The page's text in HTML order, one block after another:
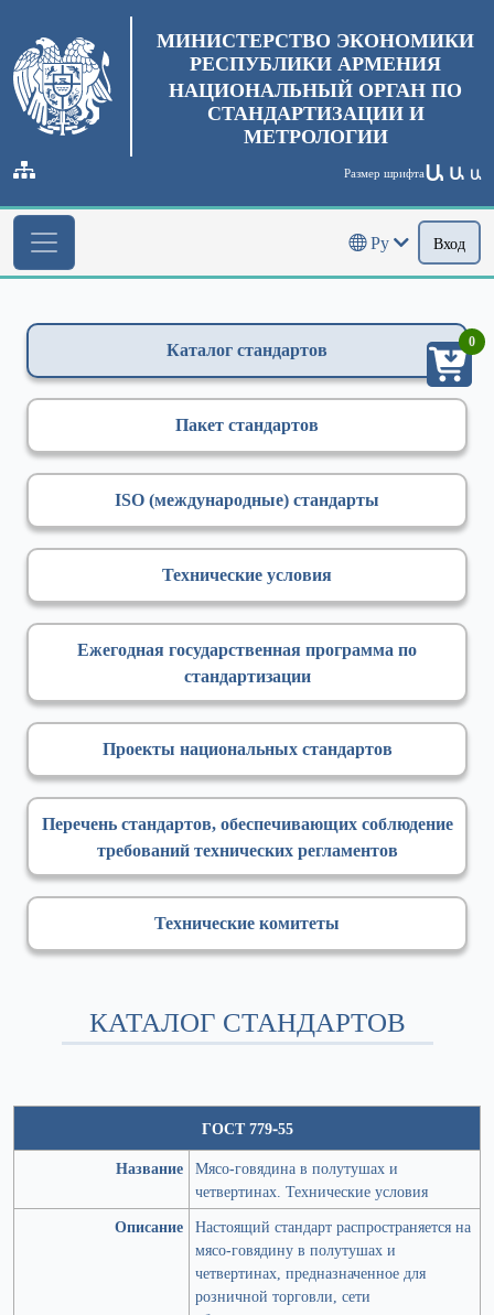
МИНИСТЕРСТВО ЭКОНОМИКИ
РЕСПУБЛИКИ АРМЕНИЯ
НАЦИОНАЛЬНЫЙ ОРГАН ПО
СТАНДАРТИЗАЦИИ И
МЕТРОЛОГИИ
Размер шрифтаԱ Ա Ա
Ру Вход
Каталог стандартов
Пакет стандартов
ISO (международные) стандарты
Технические условия
Ежегодная государственная программа по
стандартизации
Проекты национальных стандартов
Перечень стандартов, обеспечивающих соблюдение
требований технических регламентов
Технические комитеты
КАТАЛОГ СТАНДАРТОВ
ГОСТ 779-55
Название Мясо-говядина в полутушах и
четвертинах. Технические условия
Описание Настоящий стандарт распространяется на
мясо-говядину в полутушах и
четвертинах, предназначенное для
розничной торговли, сети
0